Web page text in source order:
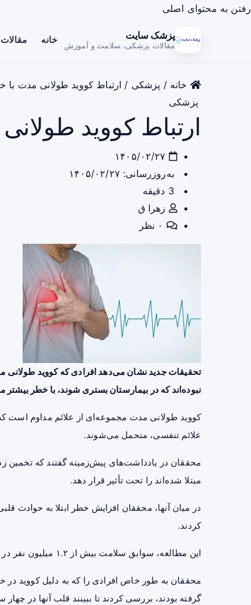
رفتن به محتوای اصلی
پزشک سایت
مقالات پزشکی، سلامت و آموزش خانه
خانه / پزشکی / ارتباط کووید طولانی مدت
پزشکی
ارتباط کووید
به‌روزرسانی: ۱۴۰۵/۰۲/۲۷
زهرا ق
تحقیقات جدید نشان می‌دهد افرادی که کووید طولانی
نبوده‌اند که در بیمارستان بستری شوند، با خطر
کووید طولانی مدت مجموعه‌ای از علائم مداوم است
علائم تنفسی، متحمل می‌شوند.
مبتلا شده‌اند را تحت تأثیر قرار دهد.
در میان آنها، محققان افزایش خطر ابتلا به حوادث
کردند.
این مطالعه، سوابق سلامت بیش از ۱.۲ میلیون نفر در سوئد را تجزیه و تحلیل کرد.
محققان به طور خاص افرادی را که به دلیل کووید
گرفته بودند، بررسی کردند تا ببینند قلب آنها در